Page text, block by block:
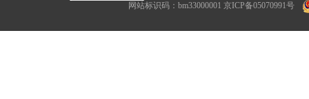
网站标识码：bm33000001 京ICP备05070991号